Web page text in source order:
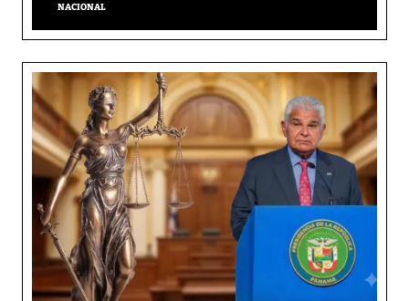
NACIONAL